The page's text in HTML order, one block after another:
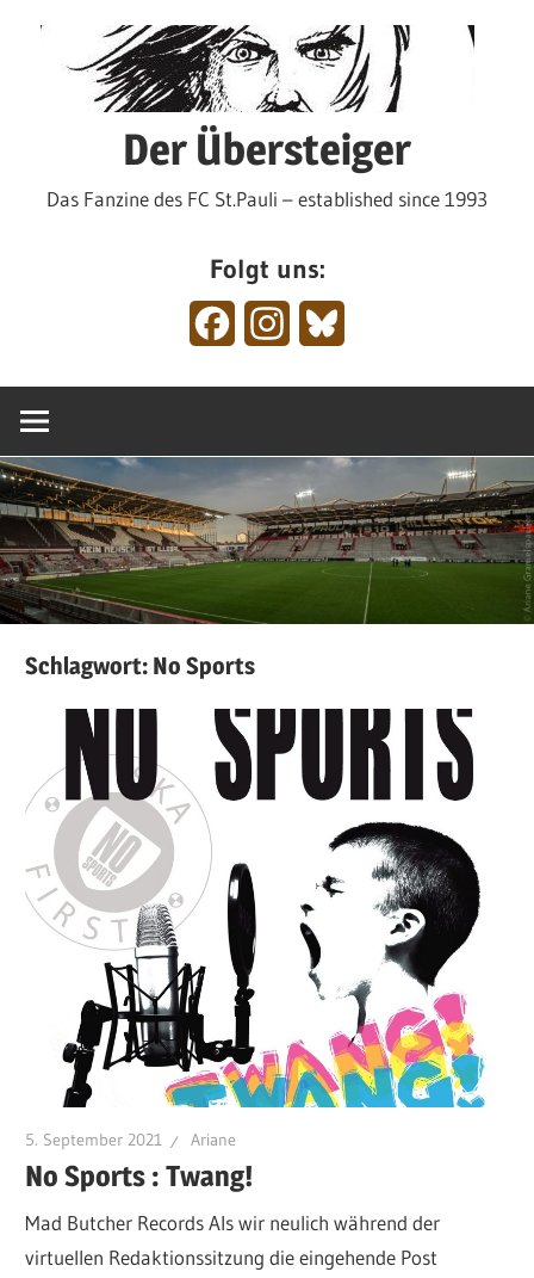
Der Übersteiger
Das Fanzine des FC St.Pauli – established since 1993
Folgt uns:
FacebookInstagram
Schlagwort: No Sports
5. September 2021 Ariane
No Sports : Twang!
Mad Butcher Records Als wir neulich während der
virtuellen Redaktionssitzung die eingehende Post